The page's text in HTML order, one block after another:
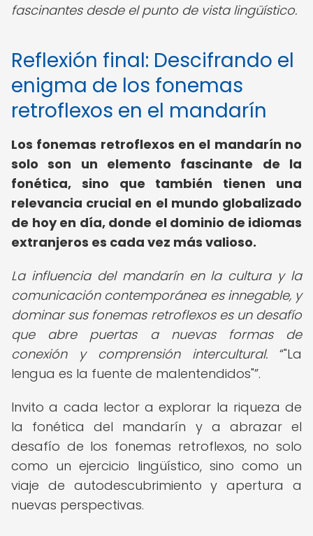
fascinantes desde el punto de vista lingüístico.
Reflexión final: Descifrando el
enigma de los fonemas
retroflexos en el mandarín
Los fonemas retroflexos en el mandarín no
solo son un elemento fascinante de la
fonética, sino que también tienen una
relevancia crucial en el mundo globalizado
de hoy en día, donde el dominio de idiomas
extranjeros es cada vez más valioso.
La influencia del mandarín en la cultura y la
comunicación contemporánea es innegable, y
dominar sus fonemas retroflexos es un desafío
que abre puertas a nuevas formas de
conexión y comprensión intercultural.
"La
lengua es la fuente de malentendidos" .
Invito a cada lector a explorar la riqueza de
la fonética del mandarín y a abrazar el
desafío de los fonemas retroflexos, no solo
como un ejercicio lingüístico, sino como un
viaje de autodescubrimiento y apertura a
nuevas perspectivas.